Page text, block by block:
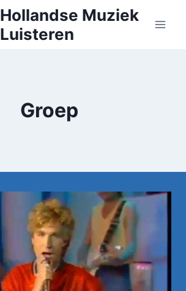
Hollandse Muziek
Luisteren
Groep